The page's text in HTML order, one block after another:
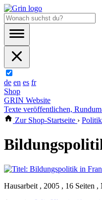
de en es fr
Shop
GRIN Website
Texte veröffentlichen,
Zur Shop-Startseite ›
Hausarbeit , 2005 , 16 Seiten ,